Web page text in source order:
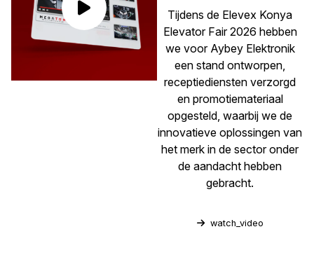
Tijdens de Elevex Konya
Elevator Fair 2026 hebben
we voor Aybey Elektronik
een stand ontworpen,
receptiediensten verzorgd
en promotiemateriaal
opgesteld, waarbij we de
innovatieve oplossingen van
het merk in de sector onder
de aandacht hebben
gebracht.
watch_video